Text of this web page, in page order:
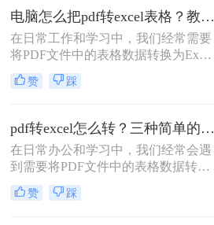
这一目的可能有些困难。那么如何免
费pdf转excel呢？本文将为您介绍三种
简单又有效的方法，帮助您免费将
PDF文件转换为Excel文件。
电脑怎么把pdf转excel表格？教你2招，轻松解决pdf格式转换!
在日常工作和学习中，我们经常需要
将PDF文件中的表格数据转换为Excel
格式，以便于进行编辑、分析和处
理。然而，由于PDF文件的特殊性
么电脑怎么把PDF转Excel表格呢？本
文将为您介绍两种在电脑上将PDF转
换为Excel表格的高效方法。
赞 踩
pdf转excel怎么转？三种简单的方法教会你！
在日常办公和学习中，我们经常会遇
到需要将PDF文件中的表格数据转换
为Excel格式的需求。Excel以其强大
的数据处理和分析功能，使得转换后
赞 踩